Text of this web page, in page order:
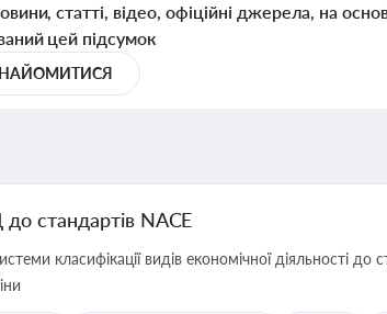
статті, відео, офіційні джерела, на
цей підсумок
стандартів NACE
класифікації видів економічної діяльності до